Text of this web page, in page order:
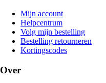
Mijn account
Helpcentrum
Volg mijn bestelling
Bestelling retourneren
Kortingscodes
Over